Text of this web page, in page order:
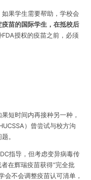
如果学生需要帮助，学校会
疫苗的国际学生，在抵校后
授权的疫苗之前，必须
短时间内再接种另一种，
）曾尝试与校方沟
。
指导，但考虑变异病毒传
在辉瑞疫苗获得“完全批
会不会调整疫苗认可清单，